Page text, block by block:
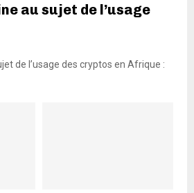
au sujet de l’usage
de l’usage des cryptos en Afrique :